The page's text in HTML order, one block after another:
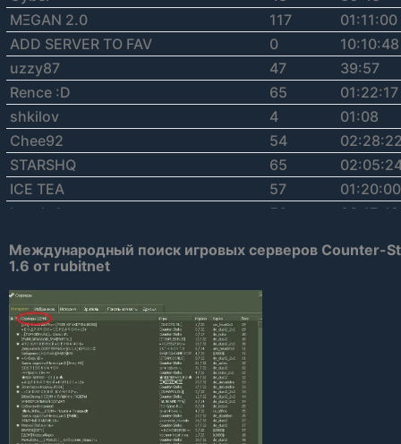
MΞGAN 2.0
117
01:11:00
ADD SERVER TO FAV
0
10:10:48
uzzy87
47
39:57
Rence :D
65
01:22:17
shkilov
4
01:08
Chee92
54
STARSHQ
65
ICE TEA
57
01:20:00
hustle !
56
03:17:48
Sauerkraut
69
01:16:37
RIPPER
Le 0 n ID !!!
chicomanni
SEBI | fii
DZ_GaminG
[Xash3D]Fullserver
Международный поиск игровых серверов Counter-
1.6 от rubitnet